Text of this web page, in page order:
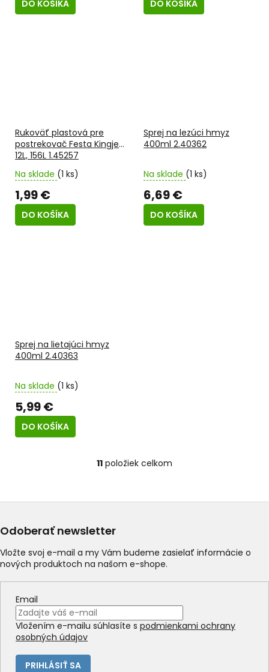
DO KOŠÍKA DO KOŠÍKA
Rukoväť plastová pre
postrekovač Festa Kingjet
12L, 156L 1.45257
Na sklade (1 ks)
1,99 €
DO KOŠÍKA
Sprej na lezúci hmyz
400ml 2.40362
Na sklade (1 ks)
6,69 €
DO KOŠÍKA
Sprej na lietajúci hmyz
400ml 2.40363
Na sklade (1 ks)
5,99 €
DO KOŠÍKA
O
á
i
e
p
r
k
y
v
11 položiek celkom
Odoberať newsletter
Vložte svoj e-mail a my Vám budeme zasielať informácie o
nových produktoch na našom e-shope.
Email
Vložením e-mailu súhlasíte s podmienkami ochrany
osobných údajov
PRIHLÁSIŤ SA